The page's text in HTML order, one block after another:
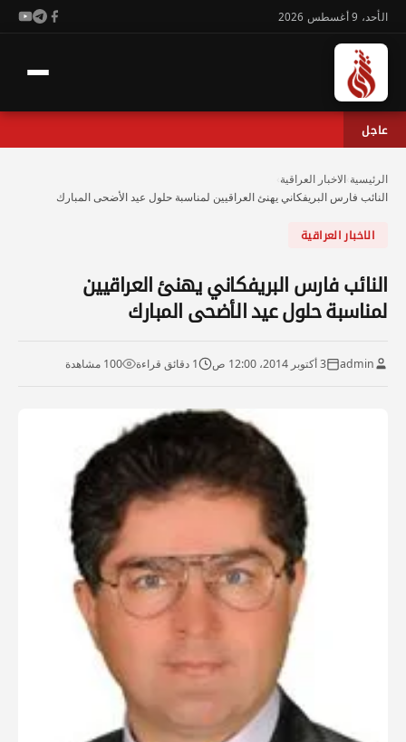
الأحد، 9 أغسطس 2026
عاجل
الرئيسية الاخبار العراقية
النائب فارس البريفكاني يهنئ العراقيين لمناسبة حلول عيد الأضحى المبارك
الاخبار العراقية
النائب فارس البريفكاني يهنئ العراقيين
لمناسبة حلول عيد الأضحى المبارك
admin 3 أكتوبر 2014، 12:00 ص 1 دقائق قراءة 100 مشاهدة